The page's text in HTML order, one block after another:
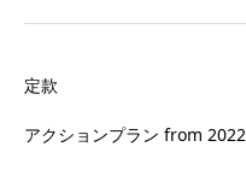
定款
アクションプラン from 2022